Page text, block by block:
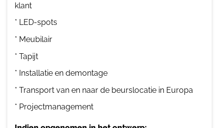
klant
* LED-spots
* Meubilair
* Tapijt
* Installatie en demontage
* Transport van en naar de beurslocatie in Europa
* Projectmanagement